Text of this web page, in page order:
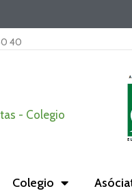
40
- Colegio
Colegio